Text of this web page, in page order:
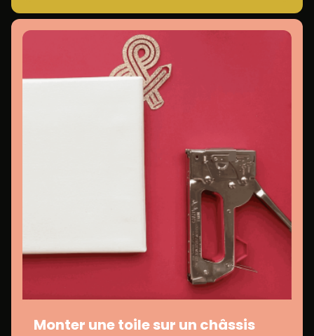
Monter une toile sur un châssis